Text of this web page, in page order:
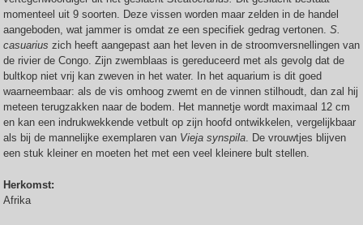
momenteel uit 9 soorten. Deze vissen worden maar zelden in de handel
aangeboden, wat jammer is omdat ze een specifiek gedrag vertonen. S.
casuarius zich heeft aangepast aan het leven in de stroomversnellingen van
de rivier de Congo. Zijn zwemblaas is gereduceerd met als gevolg dat de
bultkop niet vrij kan zweven in het water. In het aquarium is dit goed
waarneembaar: als de vis omhoog zwemt en de vinnen stilhoudt, dan zal hij
meteen terugzakken naar de bodem. Het mannetje wordt maximaal 12 cm
en kan een indrukwekkende vetbult op zijn hoofd ontwikkelen, vergelijkbaar
als bij de mannelijke exemplaren van Vieja synspila. De vrouwtjes blijven
een stuk kleiner en moeten het met een veel kleinere bult stellen.
Herkomst:
Afrika